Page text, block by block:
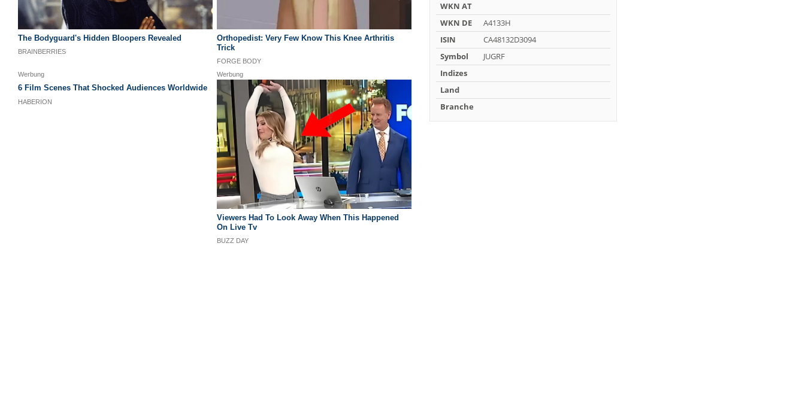
WKN AT
WKN DE
A4133H
ISIN
CA48132D3094
Symbol
JUGRF
Indizes
Land
Branche